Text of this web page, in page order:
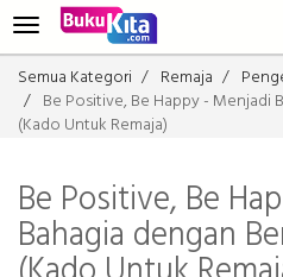
Semua Kategori Remaja
Be Positive, Be Happy - Menjadi
(Kado Untuk Remaja)
Be Positive, Be
Bahagia dengan